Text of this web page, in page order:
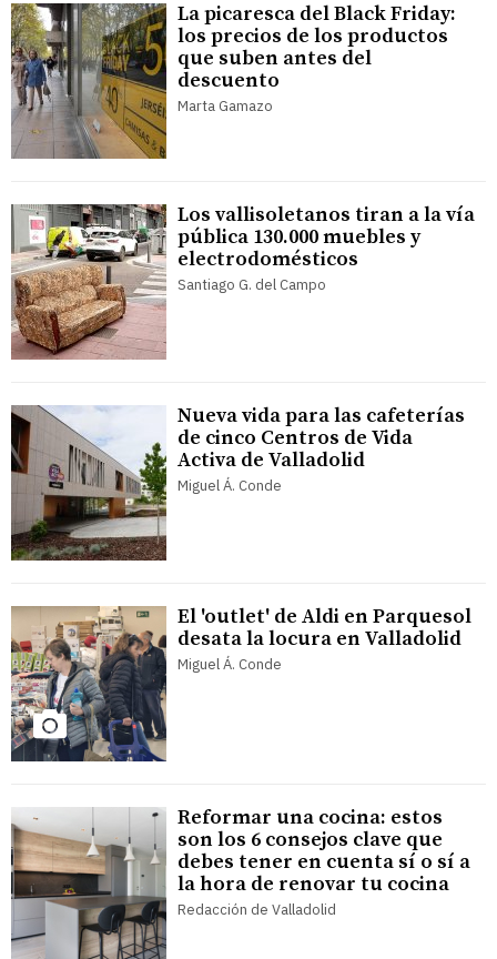
La picaresca del Black Friday:
los precios de los productos
que suben antes del
descuento
Marta Gamazo
Los vallisoletanos tiran a la vía
pública 130.000 muebles y
electrodomésticos
Santiago G. del Campo
Nueva vida para las cafeterías
de cinco Centros de Vida
Activa de Valladolid
Miguel Á. Conde
El 'outlet' de Aldi en Parquesol
desata la locura en Valladolid
Miguel Á. Conde
Reformar una cocina: estos
son los 6 consejos clave que
debes tener en cuenta sí o sí a
la hora de renovar tu cocina
Redacción de Valladolid